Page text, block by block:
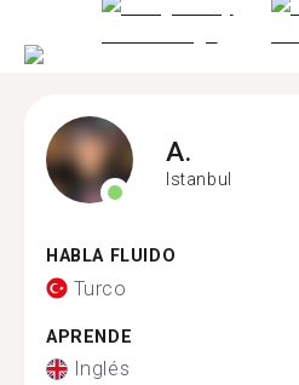
A.
Istanbul
HABLA FLUIDO
Turco
APRENDE
Inglés